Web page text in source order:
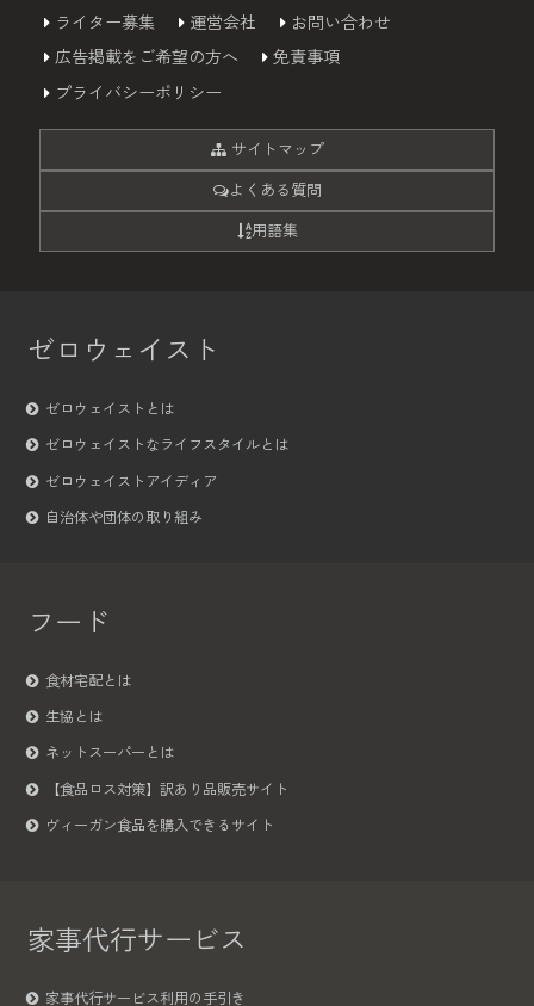
ライター募集 運営会社
お問い合わせ
広告掲載をご希望の方へ
免責事項
プライバシーポリシー
サイトマップ
よくある質問
用語集
ゼロウェイスト
ゼロウェイストとは
ゼロウェイストなライフスタイルとは
ゼロウェイストアイディア
自治体や団体の取り組み
フード
食材宅配とは
生協とは
ネットスーパーとは
【食品ロス対策】訳あり品販売サイト
ヴィーガン食品を購入できるサイト
家事代行サービス
家事代行サービス利用の手引き